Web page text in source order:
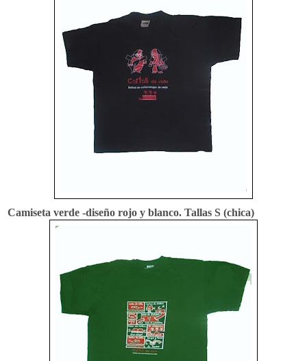
Camiseta verde -diseño rojo y blanco. Tallas S (chica)